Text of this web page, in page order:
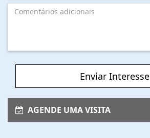
Enviar Interesse
AGENDE UMA VISITA